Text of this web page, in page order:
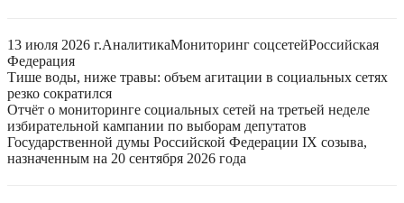
13 июля 2026 г.АналитикаМониторинг соцсетейРоссийская
Федерация
Тише воды, ниже травы: объем агитации в социальных сетях
резко сократился
Отчёт о мониторинге социальных сетей на третьей неделе
избирательной кампании по выборам депутатов
Государственной думы Российской Федерации IX созыва,
назначенным на 20 сентября 2026 года